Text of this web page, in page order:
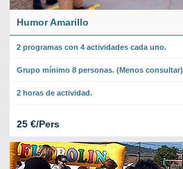
Humor Amarillo
2 programas con 4 actividades cada uno.
Grupo mínimo 8 personas. (Menos consultar)
2 horas de actividad.
25 €/Pers